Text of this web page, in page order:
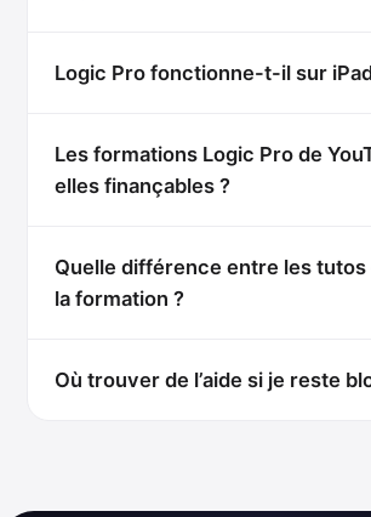
Logic Pro fonctionne-t-il sur
Les formations Logic Pro de
elles finançables ?
Quelle différence entre les
la formation ?
Où trouver de l’aide si je reste